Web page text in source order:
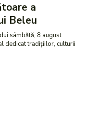
a
Beleu
sâmbătă, 8 august
dedicat tradițiilor, culturii